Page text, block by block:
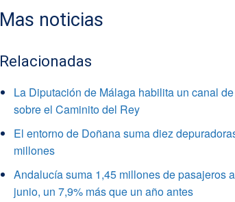
Mas noticias
Relacionadas
La Diputación de Málaga habilita un canal
sobre el Caminito del Rey
El entorno de Doñana suma diez
millones
Andalucía suma 1,45 millones de pasajeros
junio, un 7,9% más que un año antes